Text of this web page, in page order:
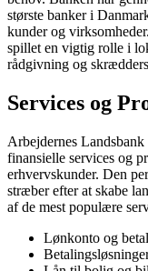
største banker i
kunder og
spillet en vigtig rolle i
rådgivning og
Services og
Arbejdernes
finansielle services og
erhvervskunder. Den
stræber efter at skabe
af de mest populære
Lønkonto og